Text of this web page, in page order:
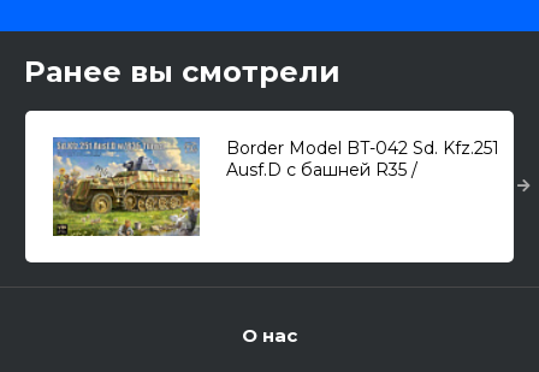
Ранее вы смотрели
Border Model BT-042 Sd. Kfz.251
Ausf.D с башней R35 /
О нас